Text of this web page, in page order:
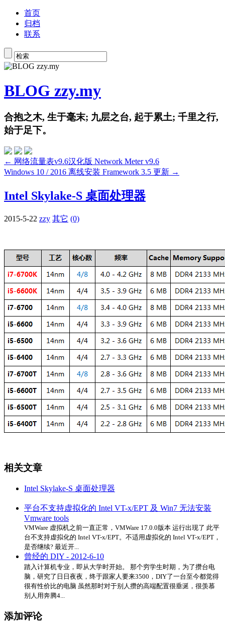
首页
归档
联系
BLOG zzy.my
合抱之木, 生于毫末; 九层之台, 起于累土; 千里之行,
始于足下。
← 网络流量表v9.6汉化版 Network Meter v9.6
Windows 10 / 2016 离线安装 Framework 3.5 更新 →
Intel Skylake-S 桌面处理器
2015-5-22 zzy 其它 (0)
相关文章
Intel Skylake-S 桌面处理器
平台不支持虚拟化的 Intel VT-x/EPT 及 Win7 无法安装
Vmware tools
VMWare 虚拟机之前一直正常，VMWare 17.0.0版本 运行出现了 此平
台不支持虚拟化的 Intel VT-x/EPT。不适用虚拟化的 Intel VT-x/EPT，
是否继续? 最近开...
曾经的 DIY - 2012-6-10
踏入计算机专业，即从大学时开始。 那个穷学生时期，为了攒台电
脑，研究了日日夜夜，终于跟家人要来3500，DIY了一台至今都觉得
很有性价比的电脑 虽然那时对于别人攒的高端配置很垂涎，很羡慕
别人用奔腾4...
添加评论